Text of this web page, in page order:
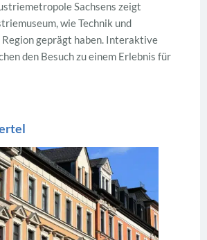
Sachsens zeigt
wie Technik und
Region geprägt haben. Interaktive
den Besuch zu einem Erlebnis für